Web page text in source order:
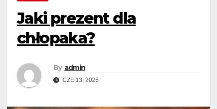
Jaki prezent dla
chłopaka?
By admin
CZE 13, 2025